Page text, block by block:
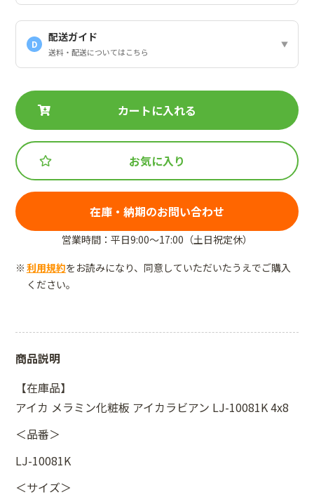
D
配送ガイド
送料・配送についてはこちら
カートに入れる
お気に入り
在庫・納期のお問い合わせ
営業時間：平日9:00～17:00（土日祝定休）
利用規約をお読みになり、同意していただいたうえでご購入
ください。
商品説明
【在庫品】
アイカ メラミン化粧板 アイカラビアン LJ-10081K 4x8
＜品番＞
LJ-10081K
＜サイズ＞